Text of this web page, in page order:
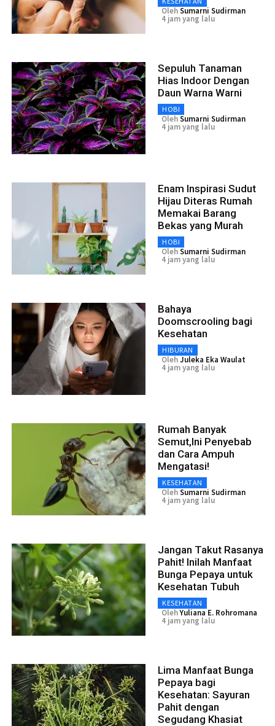
OlehSumarni Sudirman
4 jam yang lalu
Sepuluh Tanaman
Hias Indoor Dengan
Daun Warna Warni
HOBI
OlehSumarni Sudirman
4 jam yang lalu
Enam Inspirasi Sudut
Hijau Diteras Rumah
Memakai Barang
Bekas yang Murah
HOBI
OlehSumarni Sudirman
4 jam yang lalu
Bahaya
Doomscrooling bagi
Kesehatan
HIBURAN
OlehJuleka Eka Waulat
4 jam yang lalu
Rumah Banyak
Semut,Ini Penyebab
dan Cara Ampuh
Mengatasi!
KESEHATAN
OlehSumarni Sudirman
4 jam yang lalu
Jangan Takut Rasanya
Pahit! Inilah Manfaat
Bunga Pepaya untuk
Kesehatan Tubuh
KESEHATAN
OlehYuliana E. Rohromana
4 jam yang lalu
Lima Manfaat Bunga
Pepaya bagi
Kesehatan: Sayuran
Pahit dengan
Segudang Khasiat